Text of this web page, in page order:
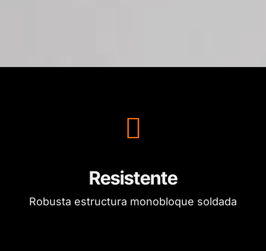
Resistente
Robusta estructura monobloque soldada